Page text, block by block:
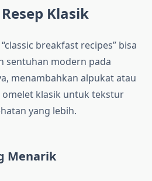
Klasik
breakfast recipes” bisa
sentuhan modern pada
menambahkan alpukat atau
klasik untuk tekstur
yang lebih.
Menarik